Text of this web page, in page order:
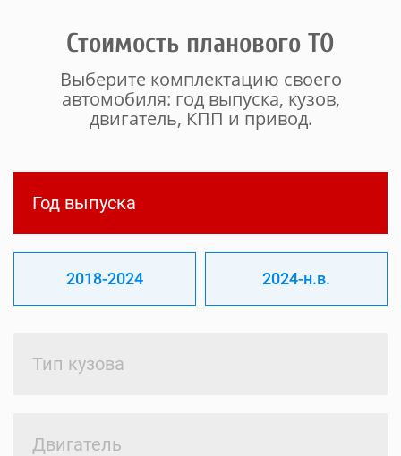
Стоимость планового ТО
Выберите комплектацию своего
автомобиля: год выпуска, кузов,
двигатель, КПП и привод.
Год выпуска
2018-2024 2024-н.в.
Тип кузова
Двигатель